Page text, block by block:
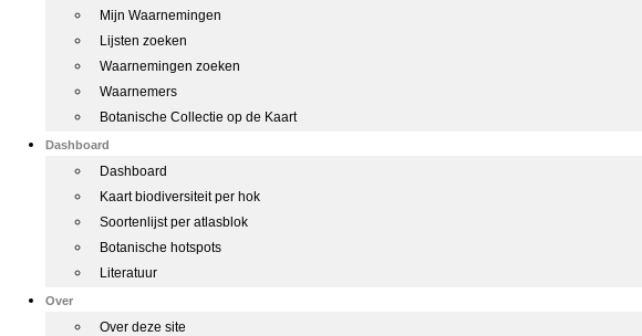
Mijn Waarnemingen
Lijsten zoeken
Waarnemingen zoeken
Waarnemers
Botanische Collectie op de Kaart
Dashboard
Dashboard
Kaart biodiversiteit per hok
Soortenlijst per atlasblok
Botanische hotspots
Literatuur
Over
Over deze site